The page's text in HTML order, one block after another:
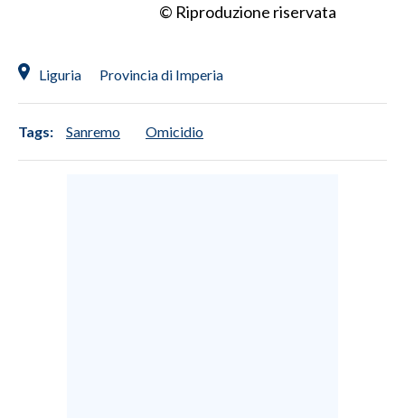
NECROLOGI
PUBBLICITÀ
SPIAGGE
STORE
© Riproduzione riservata
Liguria Provincia di Imperia
Tags: Sanremo Omicidio